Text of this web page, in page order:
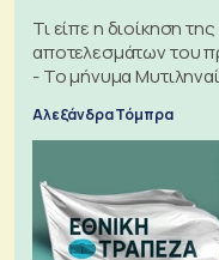
Τι είπε η διοίκηση
αποτελεσμάτων του
- Το μήνυμα
Αλεξάνδρα Τόμπρα